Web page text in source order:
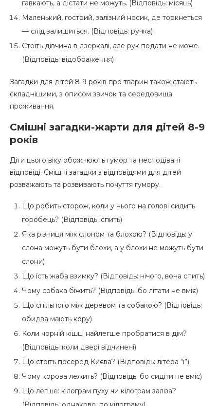
гавкають, а дістати не можуть. (Відповідь: місяць)
Маленький, гострий, залізний носик, де торкнеться
— слід залишиться. (Відповідь: ручка)
Стоїть дівчина в дзеркалі, але рук подати не може.
(Відповідь: відображення)
Загадки для дітей 8-9 років про тварин також стають
складнішими, з описом звичок та середовища
проживання.
Смішні загадки-жарти для дітей 8-9
років
Діти цього віку обожнюють гумор та несподівані
відповіді. Смішні загадки з відповідями для дітей
розважають та розвивають почуття гумору.
Що робить сторож, коли у нього на голові сидить
горобець? (Відповідь: спить)
Яка різниця між слоном та блохою? (Відповідь: у
слона можуть бути блохи, а у блохи не можуть бути
слони)
Що їсть жаба взимку? (Відповідь: нічого, вона спить)
Чому собака біжить? (Відповідь: бо літати не вміє)
Що спільного між деревом та собакою? (Відповідь:
обидва мають кору)
Коли чорній кішці найлегше пробратися в дім?
(Відповідь: коли двері відчинені)
Що стоїть посеред Києва? (Відповідь: літера “ї”)
Чому корова лежить? (Відповідь: бо сидіти не вміє)
Що легше: кілограм пуху чи кілограм заліза?